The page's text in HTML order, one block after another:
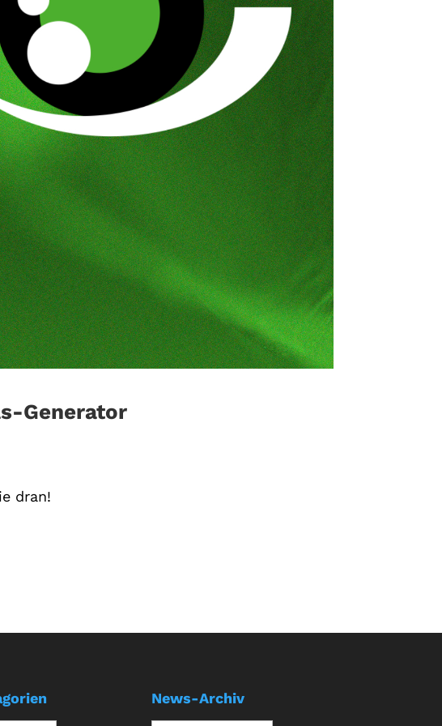
Generator
dran!
News-Archiv